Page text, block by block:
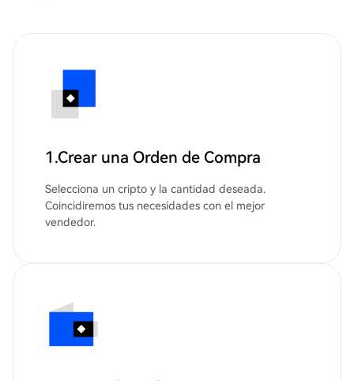
1.Crear una Orden de Compra
Selecciona un cripto y la cantidad deseada.
Coincidiremos tus necesidades con el mejor
vendedor.